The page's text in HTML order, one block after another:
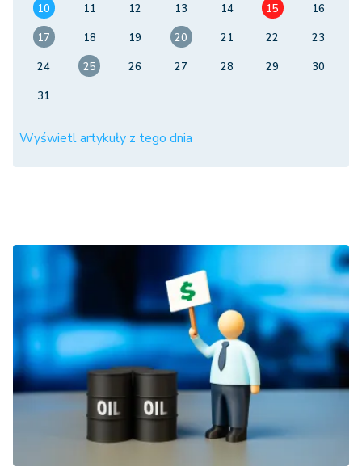
10
11 12 13 14 15
16
17
18 19 20 21 22
23
24
25 26 27 28 29
30
31
Wyświetl artykuły z tego dnia